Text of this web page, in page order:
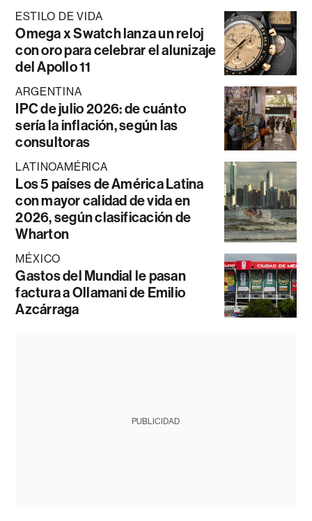
ESTILO DE VIDA
Omega x Swatch lanza un reloj
con oro para celebrar el alunizaje
del Apollo 11
ARGENTINA
IPC de julio 2026: de cuánto
sería la inflación, según las
consultoras
LATINOAMÉRICA
Los 5 países de América Latina
con mayor calidad de vida en
2026, según clasificación de
Wharton
MÉXICO
Gastos del Mundial le pasan
factura a Ollamani de Emilio
Azcárraga
PUBLICIDAD